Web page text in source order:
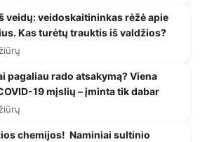
veidų: veidoskaitininkas rėžė apie
Kas turėtų trauktis iš valdžios?
pagaliau rado atsakymą? Viena
19 mįslių – įminta tik dabar
chemijos! Naminiai sultinio